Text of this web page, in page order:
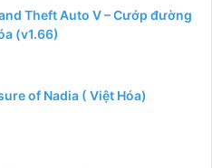
Theft Auto V – Cướp đường
(v1.66)
of Nadia ( Việt Hóa)